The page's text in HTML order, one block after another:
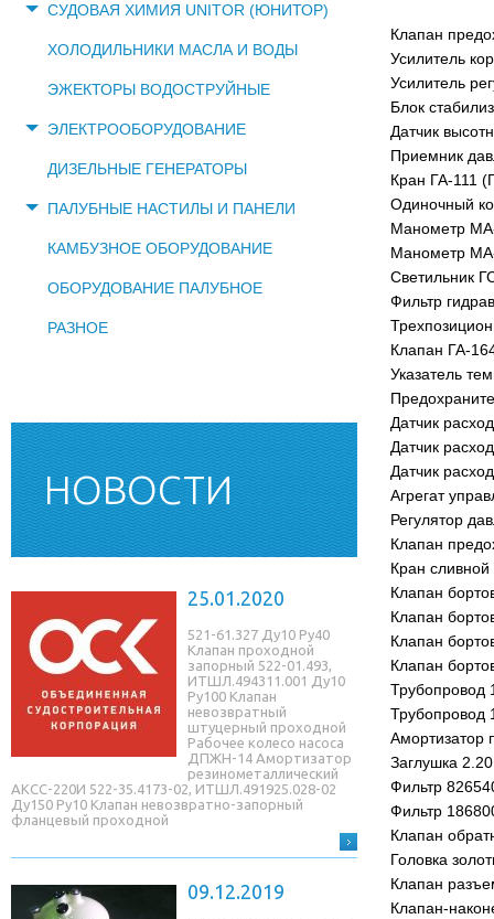
СУДОВАЯ ХИМИЯ UNITOR (ЮНИТОР)
ХОЛОДИЛЬНИКИ МАСЛА И ВОДЫ
ЭЖЕКТОРЫ ВОДОСТРУЙНЫЕ
ЭЛЕКТРООБОРУДОВАНИЕ
ДИЗЕЛЬНЫЕ ГЕНЕРАТОРЫ
ПАЛУБНЫЕ НАСТИЛЫ И ПАНЕЛИ
КАМБУЗНОЕ ОБОРУДОВАНИЕ
ОБОРУДОВАНИЕ ПАЛУБНОЕ
РАЗНОЕ
НОВОСТИ
25.01.2020
521-61.327 Ду10 Ру40
Клапан проходной
запорный 522-01.493,
ИТШЛ.494311.001 Ду10
Ру100 Клапан
невозвратный
штуцерный проходной
Рабочее колесо насоса
ДПЖН-14 Амортизатор
резинометаллический
АКСС-220И 522-35.4173-02, ИТШЛ.491925.028-02
Ду150 Ру10 Клапан невозвратно-запорный
фланцевый проходной
09.12.2019
Клапан
Усилитель
Усилитель
Блок
Датчик
Приемник
Кран ГА-111
Одиночный
Манометр
Манометр
Светильник
Фильтр
Клапан ГА-
Указатель
Датчик
Датчик
Датчик
Агрегат
Регулятор
Клапан
Кран
Клапан
Клапан
Клапан
Клапан
Трубопровод
Трубопровод
Амортизатор
Заглушка
Фильтр
Фильтр
Клапан
Головка
Клапан
Клапан-